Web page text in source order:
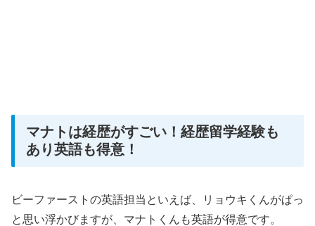
マナトは経歴がすごい！経歴留学経験も
あり英語も得意！
ビーファーストの英語担当といえば、リョウキくんがぱっ
と思い浮かびますが、マナトくんも英語が得意です。